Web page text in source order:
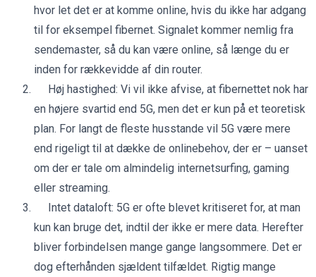
hvor let det er at komme online, hvis du ikke har adgang
til for eksempel fibernet. Signalet kommer nemlig fra
sendemaster, så du kan være online, så længe du er
inden for rækkevidde af din router.
Høj hastighed: Vi vil ikke afvise, at fibernettet nok har
en højere svartid end 5G, men det er kun på et teoretisk
plan. For langt de fleste husstande vil 5G være mere
end rigeligt til at dække de onlinebehov, der er – uanset
om der er tale om almindelig internetsurfing, gaming
eller streaming.
Intet dataloft: 5G er ofte blevet kritiseret for, at man
kun kan bruge det, indtil der ikke er mere data. Herefter
bliver forbindelsen mange gange langsommere. Det er
dog efterhånden sjældent tilfældet. Rigtig mange